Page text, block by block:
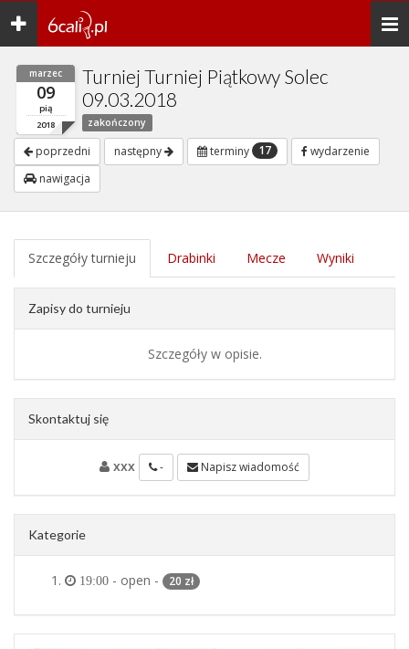
Toggle
navigation
marzec
09
pią
2018
Turniej Turniej Piątkowy Solec
09.03.2018
zakończony
poprzedni następny terminy 17
wydarzenie
nawigacja
Szczegóły turnieju Drabinki Mecze Wyniki
Zapisy do turnieju
Szczegóły w opisie.
Skontaktuj się
xxx - Napisz wiadomość
Kategorie
19:00 - open - 20 zł